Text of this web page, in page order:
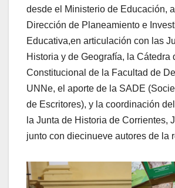
desde el Ministerio de Educación,
Dirección de Planeamiento e
Educativa,en articulación con las
Historia y de Geografía, la Cátedra
Constitucional de la Facultad de
UNNe, el aporte de la SADE
de Escritores), y la coordinación
la Junta de Historia de Corrientes,
junto con diecinueve autores de la